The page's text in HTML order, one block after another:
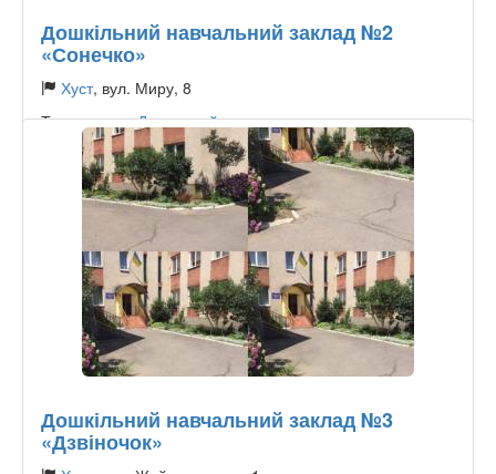
Дошкільний навчальний заклад №2
«Сонечко»
Хуст, вул. Миру, 8
Тип садочку:Державний
Дошкільний навчальний заклад №3
«Дзвіночок»